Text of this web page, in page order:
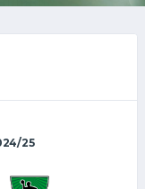
25